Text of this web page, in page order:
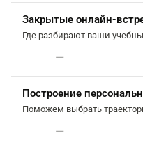
Закрытые онлайн-
Где разбирают ваши
—
Построение
Поможем выбрать
—